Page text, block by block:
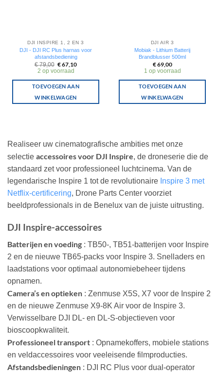
DJI INSPIRE 1, 2 EN 3
DJI - DJI RC Plus harnas voor
afstandsbediening
€79,00 Oorspronkelijke
prijs
was:
€ 79,00.
€67,10Huidige
€ 67,10.
2 op voorraad
TOEVOEGEN AAN
WINKELWAGEN
DJI AIR 3
Mobiak - Lithium Batterij
Brandblusser 500ml
€69,00
1 op voorraad
TOEVOEGEN AAN
WINKELWAGEN
Realiseer uw cinematografische ambities met onze
selectie accessoires voor DJI Inspire, de droneserie die de
standaard zet voor professioneel luchtcinema. Van de
legendarische Inspire 1 tot de revolutionaire Inspire 3 met
Netflix-certificering, Drone Parts Center voorziet
beeldprofessionals in de Benelux van de juiste uitrusting.
DJI Inspire-accessoires
Batterijen en voeding : TB50-, TB51-batterijen voor Inspire
2 en de nieuwe TB65-packs voor Inspire 3. Snelladers en
laadstations voor optimaal autonomiebeheer tijdens
opnamen.
Camera’s en optieken : Zenmuse X5S, X7 voor de Inspire 2
en de nieuwe Zenmuse X9-8K Air voor de Inspire 3.
Verwisselbare DJI DL- en DL-S-objectieven voor
bioscoopkwaliteit.
Professioneel transport : Opnamekoffers, mobiele stations
en veldaccessoires voor veeleisende filmproducties.
Afstandsbedieningen : DJI RC Plus voor dual-operator